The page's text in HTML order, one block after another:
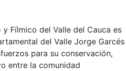
Fílmico del Valle del Cauca es
del Valle Jorge Garcés
para su conservación,
entre la comunidad